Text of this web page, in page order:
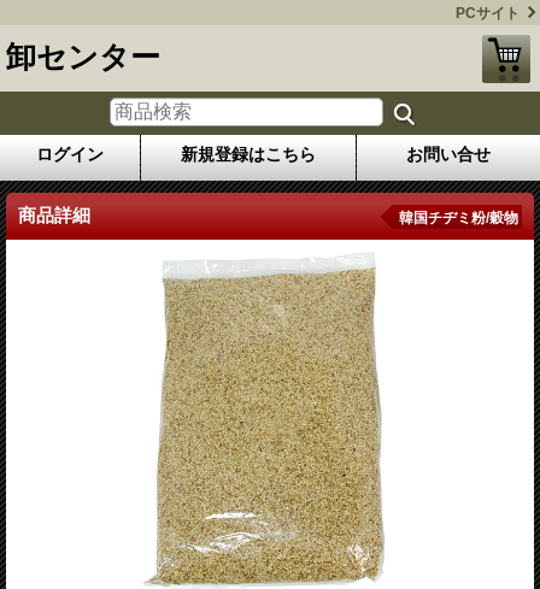
PCサイト
卸センター
ログイン 新規登録はこちら お問い合せ
商品詳細 韓国チヂミ粉/穀物